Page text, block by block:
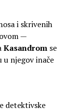
i skrivenih
—
Kasandromse
njegov inače
detektivske